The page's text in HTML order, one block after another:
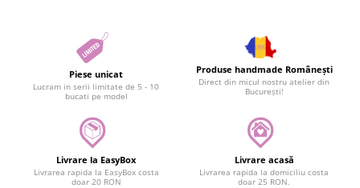
Piese unicat
Lucram in serii limitate de 5 - 10
bucati pe model
Produse handmade Românești
Direct din micul nostru atelier din
București!
Livrare la EasyBox
Livrarea rapida la EasyBox costa
doar 20 RON
Livrare acasă
Livrarea rapida la domiciliu costa
doar 25 RON.